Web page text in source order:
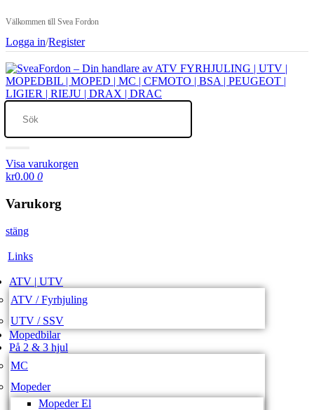
Välkommen till Svea Fordon
Logga in/Register
Visa varukorgen
kr0.00 0
Varukorg
stäng
Links
ATV | UTV
ATV / Fyrhjuling
UTV / SSV
Mopedbilar
På 2 & 3 hjul
MC
Mopeder
Mopeder El